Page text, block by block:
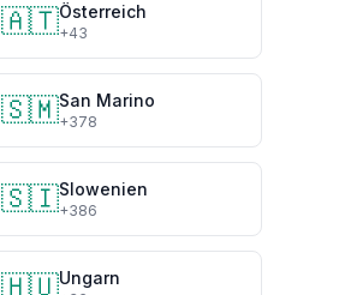
🇦🇹Österreich
+43
🇸🇲San Marino
+378
🇸🇮Slowenien
+386
🇭🇺Ungarn